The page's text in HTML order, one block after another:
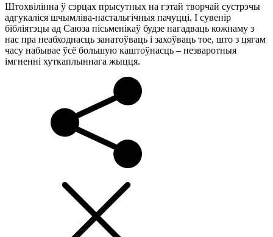
Штохвілінна ў сэрцах прысутных на гэтай творчай сустрэчы
адгукаліся шчымліва-настальгічныя пачуцці. І сувенір
бібліятэцы ад Саюза пісьменікаў будзе нагадваць кожнаму з
нас пра неабходнасць занатоўваць і захоўваць тое, што з цягам
часу набывае ўсё большую каштоўнасць – незваротныя
імгненні хуткаплыннага жыцця.